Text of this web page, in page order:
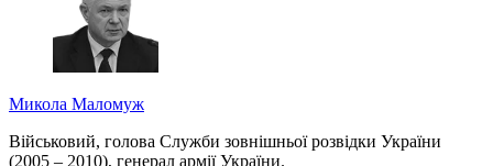
Микола Маломуж
Військовий, голова Служби зовнішньої розвідки України
(2005 – 2010), генерал армії України.